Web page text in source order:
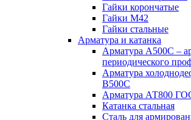
Гайки корончатые
Гайки М42
Гайки стальные
Арматура и катанка
Арматура А500С –
периодического
Арматура
В500С
Арматура АТ800
Катанка стальная
Сталь для